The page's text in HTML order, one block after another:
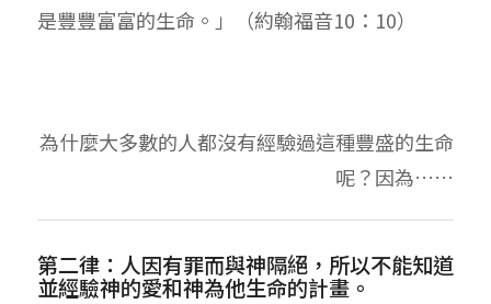
是豐豐富富的生命。」（約翰福音10：10）
為什麼大多數的人都沒有經驗過這種豐盛的生命
呢？因為……
第二律：人因有罪而與神隔絕，所以不能知道
並經驗神的愛和神為他生命的計畫。